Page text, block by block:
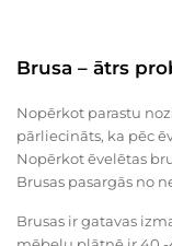
Brusa – ātrs
Nopērkot parastu
pārliecināts, ka pēc
Nopērkot ēvelētas
Brusas pasargās no
Brusas ir gatavas